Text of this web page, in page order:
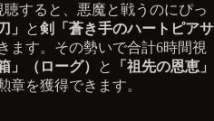
すると、悪魔と戦うのにぴっ
」 と剣「蒼き手のハートピアサ
ます。その勢いで合計6時間視
」（ローグ） と
「祖先の恩恵」
章を獲得できます。